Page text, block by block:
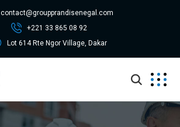
contact@groupprandisenegal.com
+221 33 865 08 92
Lot 614 Rte Ngor Village, Dakar